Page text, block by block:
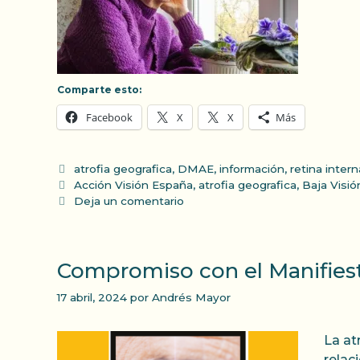
Comparte esto:
Facebook X X Más
Categorías
atrofia geografica, DMAE, información, retina
Etiquetas
Acción Visión España, atrofia geografica, Baja
Deja un comentario
Compromiso con el
17 abril, 2024 por Andrés Mayor
La